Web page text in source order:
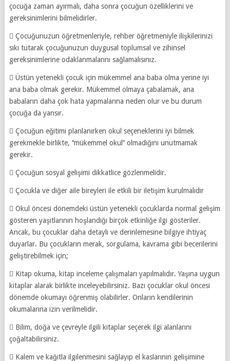
çocuğa zaman ayırmalı, daha sonra çocuğun özelliklerini ve
gereksinimlerini bilmelidirler.
 Çocuğunuzun öğretmenleriyle, rehber öğretmeniyle ilişkilerinizi
sıkı tutarak çocuğunuzun duygusal toplumsal ve zihinsel
gereksinimlerine odaklanmalarını sağlamalısınız.
 Üstün yetenekli çocuk için mükemmel ana baba olma yerine iyi
ana baba olmak gerekir. Mükemmel olmaya çabalamak, ana
babaların daha çok hata yapmalarına neden olur ve bu durum
çocuğa da yansır.
 Çocuğun eğitimi planlanırken okul seçeneklerini iyi bilmek
gerekmekle birlikte, ‘‘mükemmel okul’’ olmadığını unutmamak
gerekir.
 Çocuğun sosyal gelişimi dikkatlice gözlenmelidir.
 Çocukla ve diğer aile bireyleri ile etkili bir iletişim kurulmalıdır
 Okul öncesi dönemdeki üstün yetenekli çocuklarda normal gelişim
gösteren yaşıtlarının hoşlandığı birçok etkinliğe ilgi gösteriler.
Ancak, bu çocuklar daha detaylı ve derinlemesine bilgiye ihtiyaç
duyarlar. Bu çocukların merak, sorgulama, kavrama gibi becerilerini
geliştirebilmek için;
 Kitap okuma, kitap inceleme çalışmaları yapılmalıdır. Yaşına uygun
kitaplar alarak birlikte inceleyebilirsiniz. Bazı çocuklar okul öncesi
dönemde okumayı öğrenmiş olabilirler. Onların kendilerinin
okumalarına izin verilmelidir.
 Bilim, doğa ve çevreyle ilgili kitaplar seçerek ilgi alanlarını
çoğaltabilirsiniz.
 Kalem ve kağıtla ilgilenmesini sağlayıp el kaslarının gelişimine